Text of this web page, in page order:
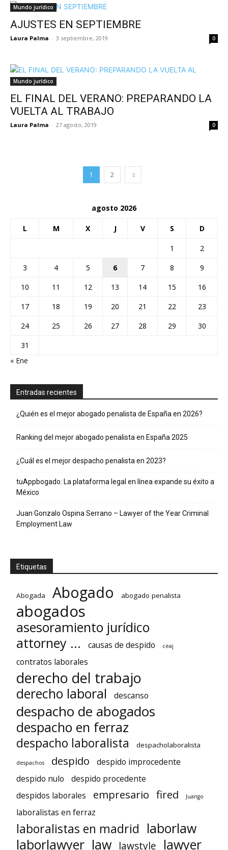
Mundo jurídico
AJUSTES EN SEPTIEMBRE
Laura Palma - 3 septiembre, 2019 0
Mundo jurídico
EL FINAL DEL VERANO: PREPARANDO LA
VUELTA AL TRABAJO
Laura Palma - 27 agosto, 2019 0
1 2
agosto 2026
L M X J V S D
1
2
3
4 5 6 7 8
9
10
11 12 13 14 15
16
17
18 19 20 21 22
23
24
25 26 27 28 29
30
31
« Ene
Entradas recientes
¿Quién es el mejor abogado penalista de España en 2026?
Ranking del mejor abogado penalista en España 2025
¿Cuál es el mejor despacho penalista en 2023?
tuAppbogado: La plataforma legal en línea expande su éxito a
México
Juan Gonzalo Ospina Serrano – Lawyer of the Year Criminal
Employment Law
Etiquetas
Abogada Abogado abogado penalista
abogados
asesoramiento jurídico
attorney ...
causas de despido ceaj
contratos laborales
derecho del trabajo
derecho laboral descanso
despacho de abogados
despacho en ferraz
despacho laboralista despacholaboralista
despachos despido
despido improcedente
despido nulo
despido procedente
despidos laborales
empresario fired Juango
laboralistas en ferraz
laboralistas en madrid laborlaw
laborlawyer law lawstyle lawyer